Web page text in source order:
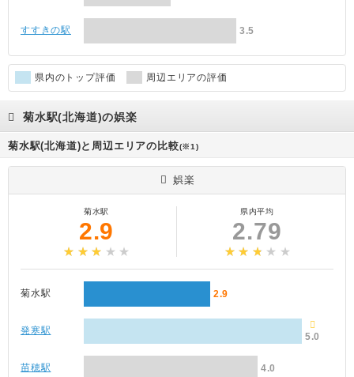
すすきの駅 3.5
県内のトップ評価 周辺エリアの評価
菊水駅(北海道)の娯楽
菊水駅(北海道)と周辺エリアの比較(※1)
娯楽
菊水駅
2.9
県内平均
2.79
菊水駅 2.9
発寒駅
5.0
苗穂駅 4.0